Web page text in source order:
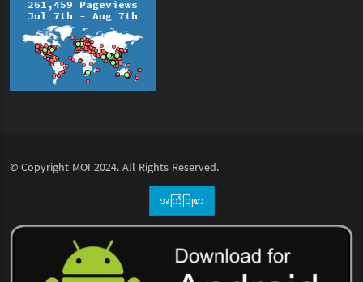
© Copyright MOI 2024. All Rights Reserved.
အကြံပြုစာ